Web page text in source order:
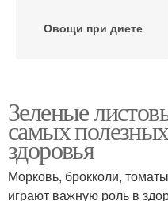
Овощи при диете
Зеленые
самых
здоровья
Морковь, брокколи,
играют важную роль в